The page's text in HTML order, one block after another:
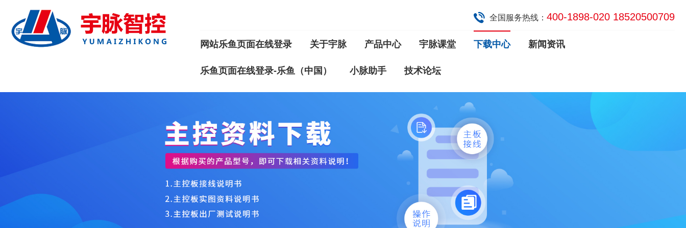
全国服务热线： 400-1898-020 18520500709
网站乐鱼页面在线登录 关于宇脉 产品中心 宇脉课堂 下载中心 新闻资讯
乐鱼页面在线登录-乐鱼（中国） 小脉助手 技术论坛